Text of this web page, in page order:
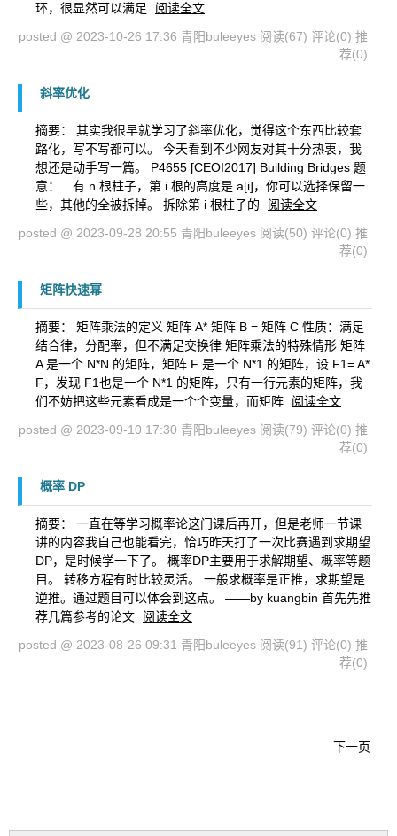
环，很显然可以满足
阅读全文
posted @ 2023-10-26 17:36 青阳buleeyes 阅读(67) 评论(0) 推
荐(0)
斜率优化
摘要： 其实我很早就学习了斜率优化，觉得这个东西比较套
路化，写不写都可以。 今天看到不少网友对其十分热衷，我
想还是动手写一篇。 P4655 [CEOI2017] Building Bridges 题
意： 有 n 根柱子，第 i 根的高度是 a[i]，你可以选择保留一
些，其他的全被拆掉。 拆除第 i 根柱子的
阅读全文
posted @ 2023-09-28 20:55 青阳buleeyes 阅读(50) 评论(0) 推
荐(0)
矩阵快速幂
摘要： 矩阵乘法的定义 矩阵 A* 矩阵 B = 矩阵 C 性质：满足
结合律，分配率，但不满足交换律 矩阵乘法的特殊情形 矩阵
A 是一个 N*N 的矩阵，矩阵 F 是一个 N*1 的矩阵，设 F1= A*
F，发现 F1也是一个 N*1 的矩阵，只有一行元素的矩阵，我
们不妨把这些元素看成是一个个变量，而矩阵
阅读全文
posted @ 2023-09-10 17:30 青阳buleeyes 阅读(79) 评论(0) 推
荐(0)
概率 DP
摘要： 一直在等学习概率论这门课后再开，但是老师一节课
讲的内容我自己也能看完，恰巧昨天打了一次比赛遇到求期望
DP，是时候学一下了。 概率DP主要用于求解期望、概率等题
目。 转移方程有时比较灵活。 一般求概率是正推，求期望是
逆推。通过题目可以体会到这点。 ——by kuangbin 首先先推
荐几篇参考的论文
阅读全文
posted @ 2023-08-26 09:31 青阳buleeyes 阅读(91) 评论(0) 推
荐(0)
下一页